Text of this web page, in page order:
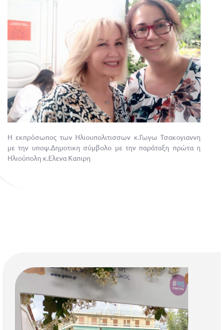
Η εκπρόσωπος των Ηλιουπολιτισσων κ.Γωγω Τσακογιαννη
με την υποψ.Δημοτικη σύμβολο με την παράταξη πρώτα η
Ηλιούπολη κ.Ελενα Καπιρη